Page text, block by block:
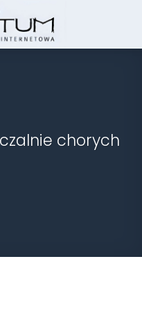
chorych